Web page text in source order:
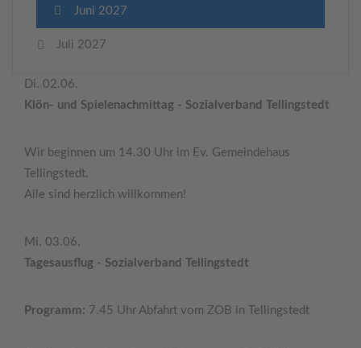
Juni 2027
Juli 2027
Di. 02.06.
Klön- und Spielenachmittag - Sozialverband Tellingstedt
Wir beginnen um 14.30 Uhr im Ev. Gemeindehaus
Tellingstedt.
Alle sind herzlich willkommen!
Mi. 03.06.
Tagesausflug - Sozialverband Tellingstedt
Programm: 7.45 Uhr Abfahrt vom ZOB in Tellingstedt